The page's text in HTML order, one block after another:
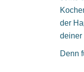
der
deiner
Denn